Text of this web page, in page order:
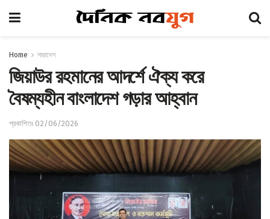
Home সারাদেশ
জিয়াউর রহমানের আদর্শে ঐক্য করে
বৈষম্যহীন বাংলাদেশ গড়ার আহ্বান
প্রকাশিতঃ 02/06/2026